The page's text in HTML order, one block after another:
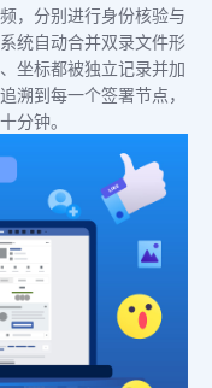
，分别进行身份核验与
统自动合并双录文件形
坐标都被独立记录并加
溯到每一个签署节点，
分钟。